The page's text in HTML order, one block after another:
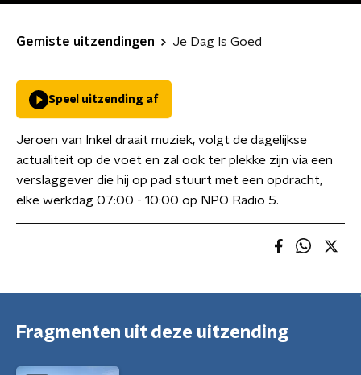
Gemiste uitzendingen Je Dag Is Goed
Speel uitzending af
Jeroen van Inkel draait muziek, volgt de dagelijkse
actualiteit op de voet en zal ook ter plekke zijn via een
verslaggever die hij op pad stuurt met een opdracht,
elke werkdag 07:00 - 10:00 op NPO Radio 5.
Fragmenten uit deze uitzending